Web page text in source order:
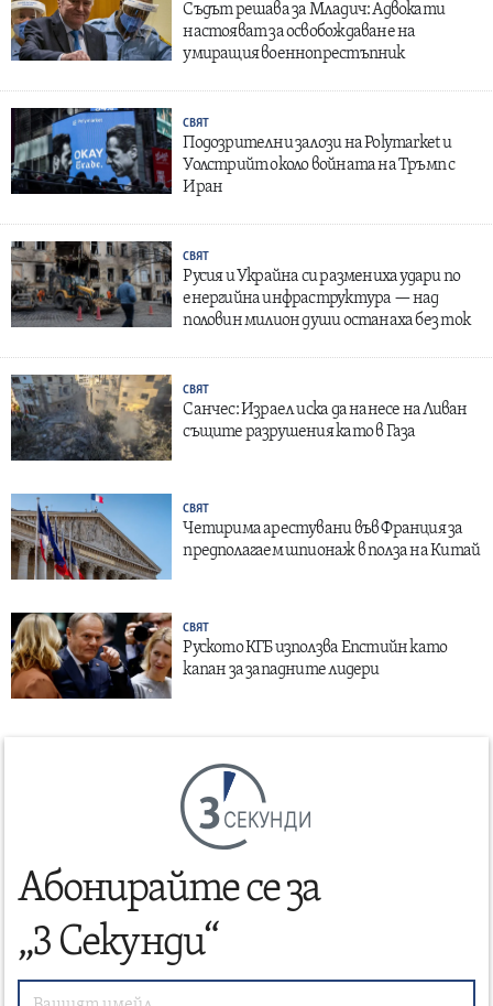
Съдът решава за Младич: Адвокати
настояват за освобождаване на
умиращия военнопрестъпник
СВЯТ
Подозрителни залози на Polymarket и
Уолстрийт около войната на Тръмп с
Иран
СВЯТ
Русия и Украйна си размениха удари по
енергийна инфраструктура — над
половин милион души останаха без ток
СВЯТ
Санчес: Израел иска да нанесе на Ливан
същите разрушения като в Газа
СВЯТ
Четирима арестувани във Франция за
предполагаем шпионаж в полза на Китай
СВЯТ
Руското КГБ използва Епстийн като
капан за западните лидери
СЕКУНДИ
Абонирайте се за
„3 Секунди“